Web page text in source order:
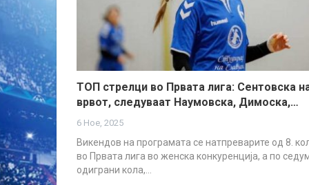
ТОП стрелци во Првата лига: Сентовска
врвот, следуваат Наумовска, Димоска,…
6 Ное, 2025
Викендов на програмата се натпреварите од 8.
во Првата лига во женска конкуренција, а по
одиграни кола,…